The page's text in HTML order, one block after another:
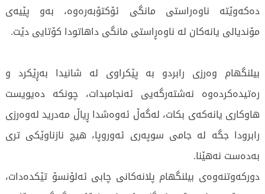
دەكەوێتە ناوەراستی مانگی ئۆكتۆبەرەوە، بەو پێیەی
مۆندیالی یانەكان لە ناوەڕاستی مانگی داهاتودا كۆتایی دێت.
بیلنگهام وەرزی رابردو بە پێكراوی لە شانیدا بەڕێكرد و
رەتیدەكردەوە نەشتەرگەیی ئەنجامبدات، چونكە دەیویست
هاوكاری یانەكەی بكات، لەگەڵ ئەوەشدا ڕیاڵ مەدرید لەوەرزی
رابرودا جگە لە جامی سوپەری ئەوروپا، هیچ نازناوێكی تری
بەدەست نەهێنا.
دوركەوتنەوەی بیلنگهام پلانەكانی چابی ئەلۆنسۆ تێكدەدات،